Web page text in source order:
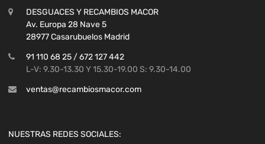
DESGUACES Y RECAMBIOS MACOR
Av. Europa 28 Nave 5
28977 Casarubuelos Madrid
91 110 68 25 / 672 127 442
L-V: 9.30-13.30 Y 15.30-19.00 S: 9.30-14.00
ventas@recambiosmacor.com
NUESTRAS REDES SOCIALES: